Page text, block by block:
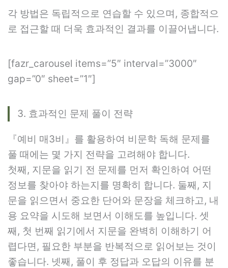
각 방법은 독립적으로 연습할 수 있으며, 종합적으
로 접근할 때 더욱 효과적인 결과를 이끌어냅니다.
[fazr_carousel items=”5″ interval=”3000″
gap=”0″ sheet=”1″]
3. 효과적인 문제 풀이 전략
『예비 매3비』를 활용하여 비문학 독해 문제를
풀 때에는 몇 가지 전략을 고려해야 합니다.
첫째, 지문을 읽기 전 문제를 먼저 확인하여 어떤
정보를 찾아야 하는지를 명확히 합니다. 둘째, 지
문을 읽으면서 중요한 단어와 문장을 체크하고, 내
용 요약을 시도해 보면서 이해도를 높입니다. 셋
째, 첫 번째 읽기에서 지문을 완벽히 이해하기 어
렵다면, 필요한 부분을 반복적으로 읽어보는 것이
좋습니다. 넷째, 풀이 후 정답과 오답의 이유를 분